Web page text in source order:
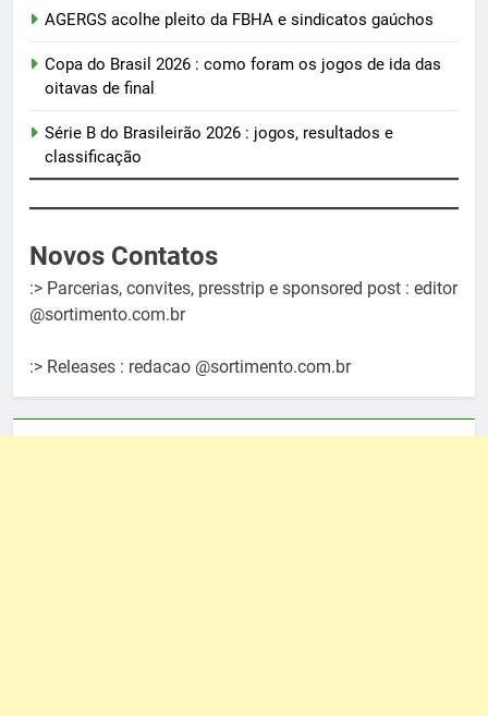
AGERGS acolhe pleito da FBHA e sindicatos gaúchos
Copa do Brasil 2026 : como foram os jogos de ida das
oitavas de final
Série B do Brasileirão 2026 : jogos, resultados e
classificação
Novos Contatos
:> Parcerias, convites, presstrip e sponsored post : editor
@sortimento.com.br
:> Releases : redacao @sortimento.com.br